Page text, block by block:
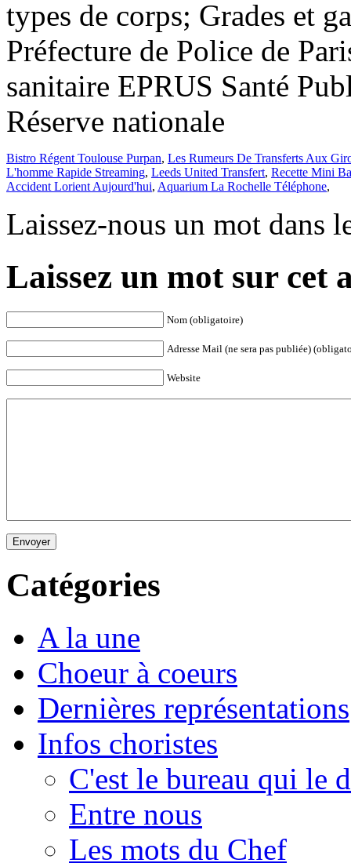
Bistro Régent Toulouse Purpan, Les Rumeurs De Transferts Aux
L'homme Rapide Streaming, Leeds United Transfert, Recette Mini
Accident Lorient Aujourd'hui, Aquarium La Rochelle Téléphone,
Laissez-nous un mot dans
Laissez un mot sur cet
Nom (obligatoire)
Adresse Mail (ne sera pas publiée)
Website
Envoyer
Catégories
A la une
Choeur à coeurs
Dernières représentations
Infos choristes
C'est le bureau qui le
Entre nous
Les mots du Chef